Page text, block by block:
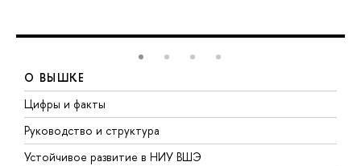
О ВЫШКЕ
Цифры и факты
Руководство и структура
Устойчивое развитие в НИУ ВШЭ